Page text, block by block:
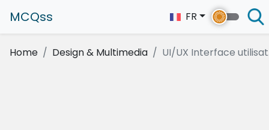
MCQss FR
Home Design & Multimedia UI/UX Interface